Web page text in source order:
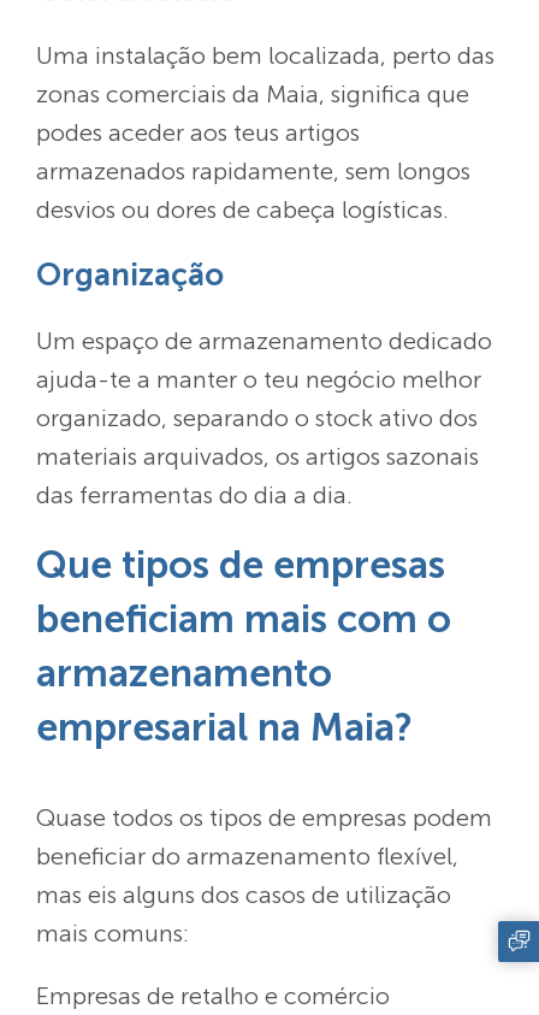
Uma instalação bem localizada, perto das
zonas comerciais da Maia, significa que
podes aceder aos teus artigos
armazenados rapidamente, sem longos
desvios ou dores de cabeça logísticas.
Organização
Um espaço de armazenamento dedicado
ajuda-te a manter o teu negócio melhor
organizado, separando o stock ativo dos
materiais arquivados, os artigos sazonais
das ferramentas do dia a dia.
Que tipos de empresas
beneficiam mais com o
armazenamento
empresarial na Maia?
Quase todos os tipos de empresas podem
beneficiar do armazenamento flexível,
mas eis alguns dos casos de utilização
mais comuns:
Empresas de retalho e comércio